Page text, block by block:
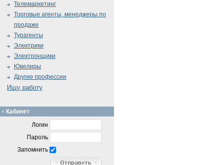
Телемаркетинг
Торговые агенты, менеджеры по
продаже
Турагенты
Электрики
Электронщики
Ювелиры
Другие профессии
Ищу работу
Кабинет
Логин
Пароль
Запомнить